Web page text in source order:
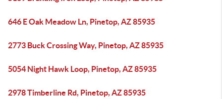
646 E Oak Meadow Ln, Pinetop, AZ 85935
2773 Buck Crossing Way, Pinetop, AZ 85935
5054 Night Hawk Loop, Pinetop, AZ 85935
2978 Timberline Rd, Pinetop, AZ 85935